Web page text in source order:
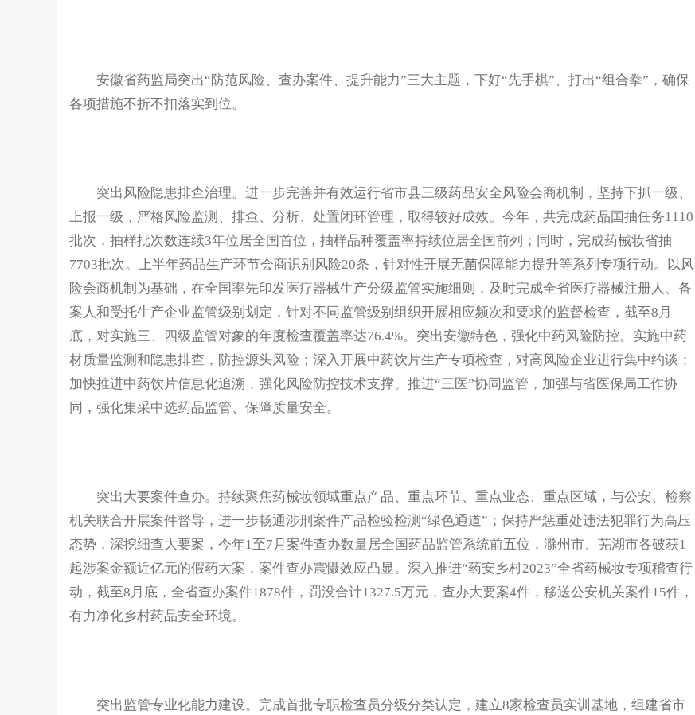
安徽省药监局突出“防范风险、查办案件、提升能力”三大主题，下好“先手棋”、打出“组合拳”，确保
各项措施不折不扣落实到位。
突出风险隐患排查治理。进一步完善并有效运行省市县三级药品安全风险会商机制，坚持下抓一级、
上报一级，严格风险监测、排查、分析、处置闭环管理，取得较好成效。今年，共完成药品国抽任务1110
批次，抽样批次数连续3年位居全国首位，抽样品种覆盖率持续位居全国前列；同时，完成药械妆省抽
7703批次。上半年药品生产环节会商识别风险20条，针对性开展无菌保障能力提升等系列专项行动。以风
险会商机制为基础，在全国率先印发医疗器械生产分级监管实施细则，及时完成全省医疗器械注册人、备
案人和受托生产企业监管级别划定，针对不同监管级别组织开展相应频次和要求的监督检查，截至8月
底，对实施三、四级监管对象的年度检查覆盖率达76.4%。突出安徽特色，强化中药风险防控。实施中药
材质量监测和隐患排查，防控源头风险；深入开展中药饮片生产专项检查，对高风险企业进行集中约谈；
加快推进中药饮片信息化追溯，强化风险防控技术支撑。推进“三医”协同监管，加强与省医保局工作协
同，强化集采中选药品监管、保障质量安全。
突出大要案件查办。持续聚焦药械妆领域重点产品、重点环节、重点业态、重点区域，与公安、检察
机关联合开展案件督导，进一步畅通涉刑案件产品检验检测“绿色通道”；保持严惩重处违法犯罪行为高压
态势，深挖细查大要案，今年1至7月案件查办数量居全国药品监管系统前五位，滁州市、芜湖市各破获1
起涉案金额近亿元的假药大案，案件查办震慑效应凸显。深入推进“药安乡村2023”全省药械妆专项稽查行
动，截至8月底，全省查办案件1878件，罚没合计1327.5万元，查办大要案4件，移送公安机关案件15件，
有力净化乡村药品安全环境。
突出监管专业化能力建设。完成首批专职检查员分级分类认定，建立8家检查员实训基地，组建省市